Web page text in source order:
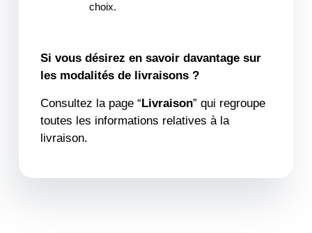
choix.
Si vous désirez en savoir davantage sur
les modalités de livraisons ?
Consultez la page “Livraison” qui regroupe
toutes les informations relatives à la
livraison.